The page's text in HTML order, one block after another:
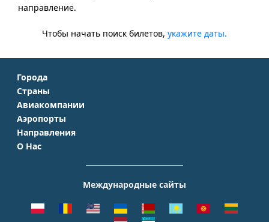
направление.
Чтобы начать поиск билетов, укажите даты.
Города
Москва
Санкт-Петербург
Симферополь
Краснодар
Казань
Страны
Крым
Турция
Таиланд
Чехия
Авиакомпании
Аэрофлот
S7 Airlines
Emirates
Аэропорты
Домодедово
Шереметьево
Кольцово
Направления
Москва - Сочи
Москва - Симферополь
Москва - Ереван
Москва - Калининград
О Нас
Помощь
Международные сайты